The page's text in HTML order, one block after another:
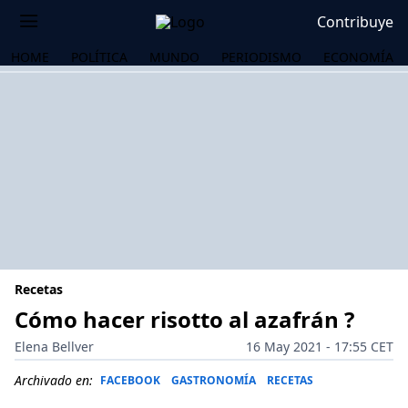
Contribuye
HOME POLÍTICA MUNDO PERIODISMO ECONOMÍA
Recetas
Cómo hacer risotto al azafrán ?
Elena Bellver
16 May 2021 - 17:55 CET
Archivado en: FACEBOOK GASTRONOMÍA RECETAS